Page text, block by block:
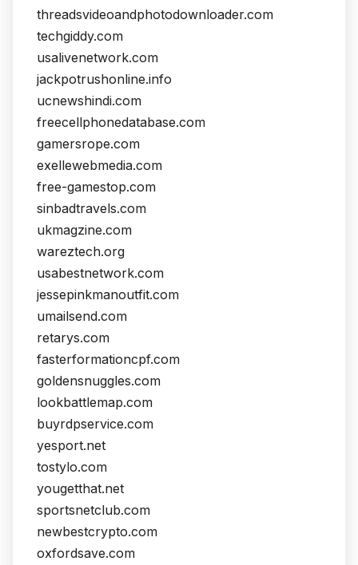
threadsvideoandphotodownloader.com
techgiddy.com
usalivenetwork.com
jackpotrushonline.info
ucnewshindi.com
freecellphonedatabase.com
gamersrope.com
exellewebmedia.com
free-gamestop.com
sinbadtravels.com
ukmagzine.com
wareztech.org
usabestnetwork.com
jessepinkmanoutfit.com
umailsend.com
retarys.com
fasterformationcpf.com
goldensnuggles.com
lookbattlemap.com
buyrdpservice.com
yesport.net
tostylo.com
yougetthat.net
sportsnetclub.com
newbestcrypto.com
oxfordsave.com